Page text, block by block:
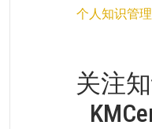
个人知识管
关注